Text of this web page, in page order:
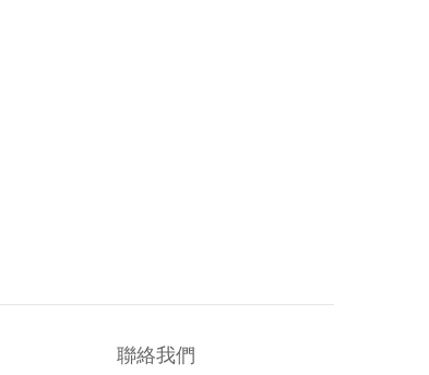
聯絡我們